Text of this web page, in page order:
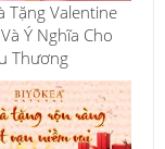
Tặng Valentine
Ý Nghĩa Cho
Thương